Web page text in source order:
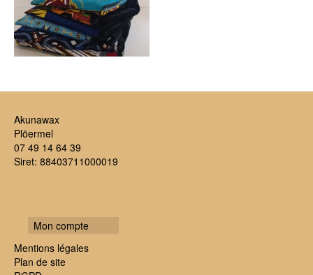
Akunawax
Plöermel
07 49 14 64 39
Siret: 88403711000019
Mon compte
Mentions légales
Plan de site